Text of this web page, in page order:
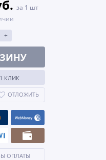
за 1 шт
+
КЛИК
ОТЛОЖИТЬ
ОПЛАТЫ